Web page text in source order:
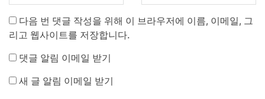
다음 번 댓글 작성을 위해 이 브라우저에 이름, 이메일, 그
리고 웹사이트를 저장합니다.
댓글 알림 이메일 받기
새 글 알림 이메일 받기